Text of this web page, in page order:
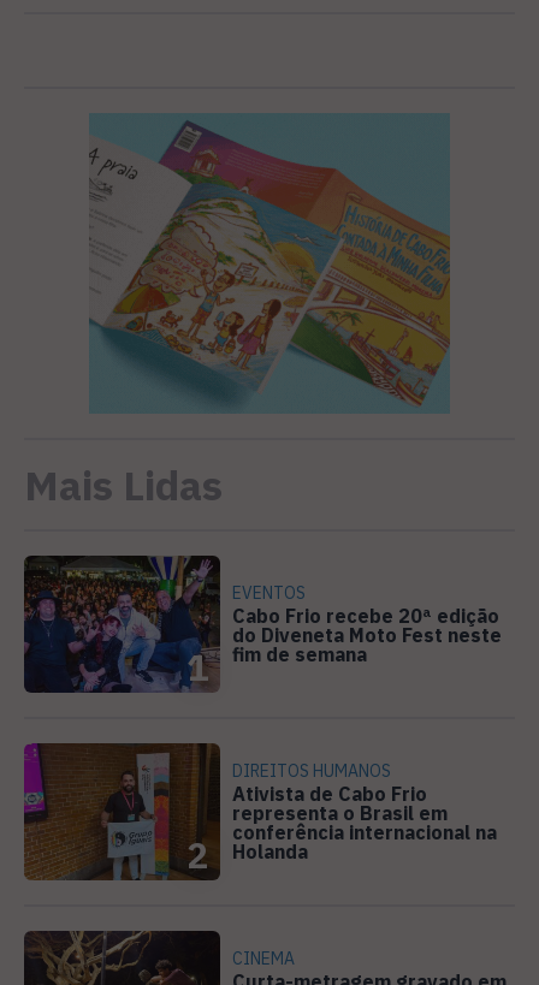
Mais Lidas
1
EVENTOS
Cabo Frio recebe 20ª edição
do Diveneta Moto Fest neste
fim de semana
2
DIREITOS HUMANOS
Ativista de Cabo Frio
representa o Brasil em
conferência internacional na
Holanda
CINEMA